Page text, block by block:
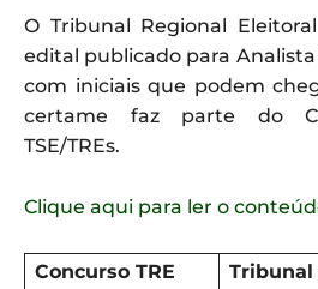
O Tribunal Regional
edital publicado para Analista
com iniciais que podem
certame faz parte do
TSE/TREs.
Clique aqui para ler o
Concurso TRE
Tribunal